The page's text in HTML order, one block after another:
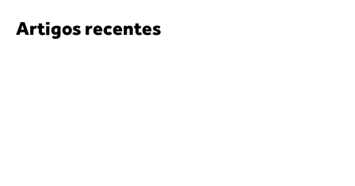
Artigos recentes